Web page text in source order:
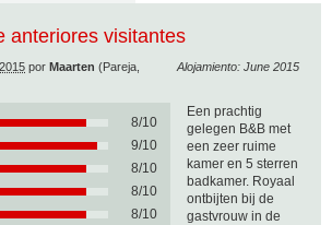
anteriores visitantes
Alojamiento: June 2015
por Maarten (Pareja,
8/10
9/10
8/10
8/10
8/10
Een prachtig
gelegen B&B met
een zeer ruime
kamer en 5 sterren
badkamer. Royaal
ontbijten bij de
gastvrouw in de